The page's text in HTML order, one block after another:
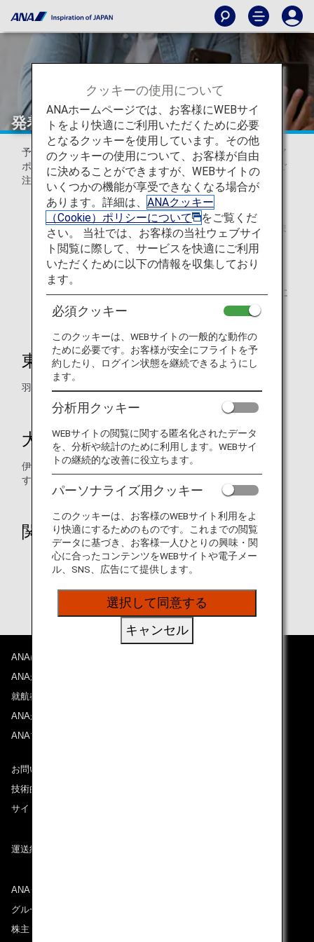
発着空港の変更について（日本国内線）
予約変更ができる運賃において以下の路線では、マルチエア
ポート間の相互利用が可能です。ご利用の際は以下の点にご
注意ください。
当該路線に運航便がある場合に限ります。
空港間の移動に伴う交通費は、お客様のご負担となりま
す。
各運賃の適用条件は、運賃一覧にてご確認ください。
発着空港の変更に伴い、旅客施設使用料が異なる場合に
は、差額を申し受け（または払い戻し）ます。
東京発着路線
羽田空港⇔成田空港の変更が可能です。
大阪発着路線
伊丹空港⇔関西空港⇔神戸空港⇔伊丹空港の変更が可能で
す。
関連ページ
悪天候などが理由の変更・払い戻し
ANAについて
ANAからのお知らせ
就航都市
ANAがお約束する体験
ANAマイレージクラブ
お問い合わせ
技術的なお問い合わせ（推奨環境）
サイトマップ
運送約款
ANAグループについて
グループ企業一覧
株主・投資家情報
クッキーの使用について
ANAホームページでは、お客様にWEBサイ
トをより快適にご利用いただくために必要
となるクッキーを使用しています。その他
のクッキーの使用について、お客様が自由
に決めることができますが、WEBサイトの
いくつかの機能が享受できなくなる場合が
あります。詳細は、 ANAクッキー
（Cookie）ポリシーについて
をご覧くだ
さい。 当社では、お客様の当社ウェブサイ
ト閲覧に際して、サービスを快適にご利用
いただくために以下の情報を収集しており
ます。
必須クッキー
このクッキーは、WEBサイトの一般的な動作の
ために必要です。お客様が安全にフライトを予
約したり、ログイン状態を継続できるようにし
ます。
分析用クッキー
WEBサイトの閲覧に関する匿名化されたデータ
を、分析や統計のために利用します。WEBサイ
トの継続的な改善に役立ちます。
パーソナライズ用クッキー
このクッキーは、お客様のWEBサイト利用をよ
り快適にするためのものです。これまでの閲覧
データに基づき、お客様一人ひとりの興味・関
心に合ったコンテンツをWEBサイトや電子メー
ル、SNS、広告にて提供します。
選択して同意する
キャンセル